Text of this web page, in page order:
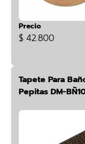
Precio
$ 42.800
Tapete Para
Pepitas DM-